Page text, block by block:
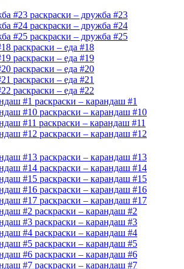
раскраски – дружба #23
раскраски – дружба #24
раскраски – дружба #25
раскраски – еда #18
раскраски – еда #19
раскраски – еда #20
раскраски – еда #21
раскраски – еда #22
раскраски – карандаш #1
раскраски – карандаш #10
раскраски – карандаш #11
раскраски – карандаш #12
раскраски – карандаш #13
раскраски – карандаш #14
раскраски – карандаш #15
раскраски – карандаш #16
раскраски – карандаш #17
раскраски – карандаш #2
раскраски – карандаш #3
раскраски – карандаш #4
раскраски – карандаш #5
раскраски – карандаш #6
раскраски – карандаш #7